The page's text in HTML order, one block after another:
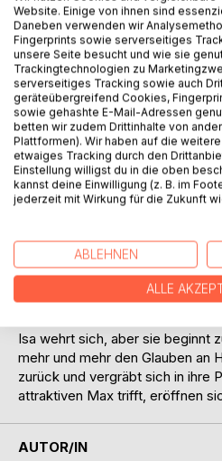
Auf die Merkliste
Titel bewerten
BESCHREIBUNG
eingerichtet. Aber im
Ex Erika. Sie besitzt noch
Haus und geht wie
Bosheit und Raffinesse
Isa wehrt sich, aber sie beginnt
mehr und mehr den Glauben an
zurück und vergräbt sich in ihre
attraktiven Max trifft, eröffnen
AUTOR/IN
Website. Einige von ihnen sind
Daneben verwenden wir
Fingerprints sowie serverseitiges
unsere Seite besucht und wie sie
Trackingtechnologien zu
serverseitiges Tracking sowie auch
geräteübergreifend Cookies,
sowie gehashte E-Mail-Adressen
betten wir zudem Drittinhalte von
Plattformen). Wir haben auf die
etwaiges Tracking durch den
Einstellung willigst du in die oben
kannst deine Einwilligung (z. B. im
jederzeit mit Wirkung für die Zukunft
ABLEHNEN
ALLE